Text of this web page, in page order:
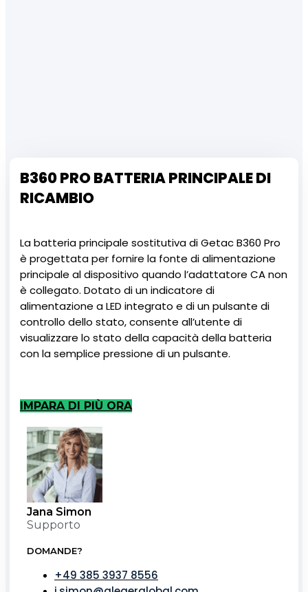
B360 PRO BATTERIA PRINCIPALE DI
RICAMBIO
La batteria principale sostitutiva di Getac B360 Pro
è progettata per fornire la fonte di alimentazione
principale al dispositivo quando l’adattatore CA non
è collegato. Dotato di un indicatore di
alimentazione a LED integrato e di un pulsante di
controllo dello stato, consente all’utente di
visualizzare lo stato della capacità della batteria
con la semplice pressione di un pulsante.
IMPARA DI PIÙ ORA
Jana Simon
Supporto
DOMANDE?
+49 385 3937 8556